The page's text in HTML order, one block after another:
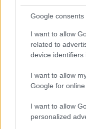
Google consents
I want to allow
related to
device identifiers
I want to allow
Google for
I want to allow
personalized
témáját járja körül
A Székesfehérvári
szerint inspiráló,
Carmen című
látványelemek
bemutató után